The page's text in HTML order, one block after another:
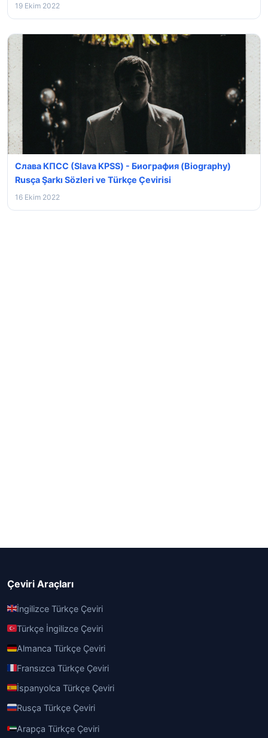
19 Ekim 2022
Слава КПСС (Slava KPSS) - Биография (Biography)
Rusça Şarkı Sözleri ve Türkçe Çevirisi
16 Ekim 2022
Çeviri Araçları
İngilizce Türkçe Çeviri
Türkçe İngilizce Çeviri
Almanca Türkçe Çeviri
Fransızca Türkçe Çeviri
İspanyolca Türkçe Çeviri
Rusça Türkçe Çeviri
Arapça Türkçe Çeviri